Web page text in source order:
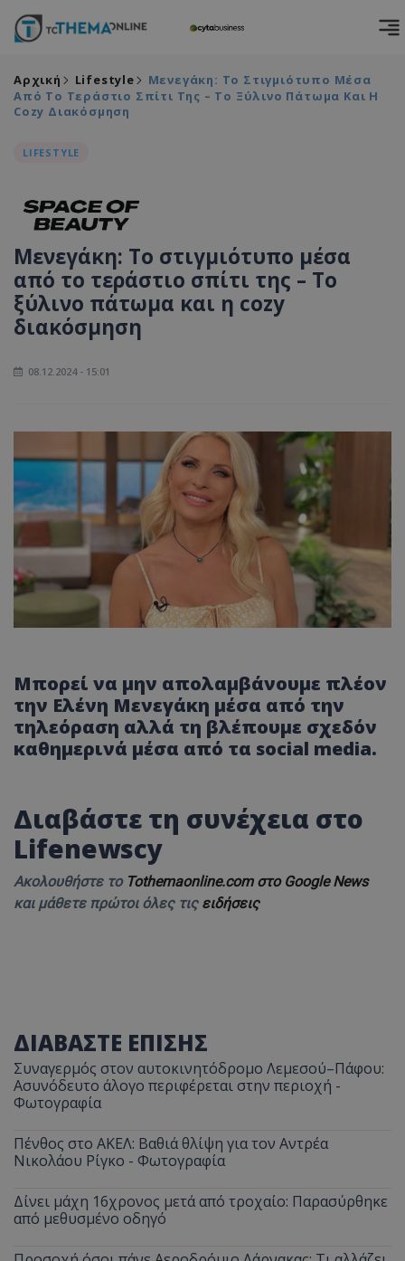
Αρχική Lifestyle
Μενεγάκη: Το Στιγμιότυπο Μέσα
Από Το Τεράστιο Σπίτι Της – Το Ξύλινο Πάτωμα Και Η
Cozy Διακόσμηση
LIFESTYLE
Μενεγάκη: Το στιγμιότυπο μέσα
από το τεράστιο σπίτι της – Το
ξύλινο πάτωμα και η cozy
διακόσμηση
08.12.2024 - 15:01
Μπορεί να μην απολαμβάνουμε πλέον
την Ελένη Μενεγάκη μέσα από την
τηλεόραση αλλά τη βλέπουμε σχεδόν
καθημερινά μέσα από τα social media.
Διαβάστε τη συνέχεια στο
Lifenewscy
Ακολουθήστε το Tothemaonline.com στο Google News
και μάθετε πρώτοι όλες τις ειδήσεις
ΔΙΑΒΑΣΤΕ ΕΠΙΣΗΣ
Συναγερμός στον αυτοκινητόδρομο Λεμεσού–Πάφου:
Ασυνόδευτο άλογο περιφέρεται στην περιοχή -
Φωτογραφία
Πένθος στο ΑΚΕΛ: Βαθιά θλίψη για τον Αντρέα
Νικολάου Ρίγκο - Φωτογραφία
Δίνει μάχη 16χρονος μετά από τροχαίο: Παρασύρθηκε
από μεθυσμένο οδηγό